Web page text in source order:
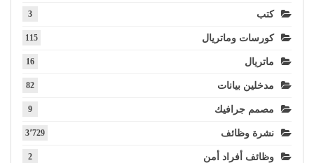
كتب 3
كورسات وماتريال 115
ماتريال 16
مدخلين بيانات 82
مصمم جرافيك 9
نشرة وظائف 3٬729
وظائف أفراد أمن 2